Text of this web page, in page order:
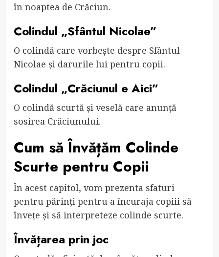
în noaptea de Crăciun.
Colindul „Sfântul Nicolae”
O colindă care vorbește despre Sfântul
Nicolae și darurile lui pentru copii.
Colindul „Crăciunul e Aici”
O colindă scurtă și veselă care anunță
sosirea Crăciunului.
Cum să Învățăm Colinde
Scurte pentru Copii
În acest capitol, vom prezenta sfaturi
pentru părinți pentru a încuraja copiii să
învețe și să interpreteze colinde scurte.
Învățarea prin joc